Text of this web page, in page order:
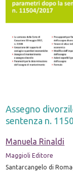
Assegno
sentenza n.
Manuela Rinaldi
Maggioli Editore
Santarcangelo di